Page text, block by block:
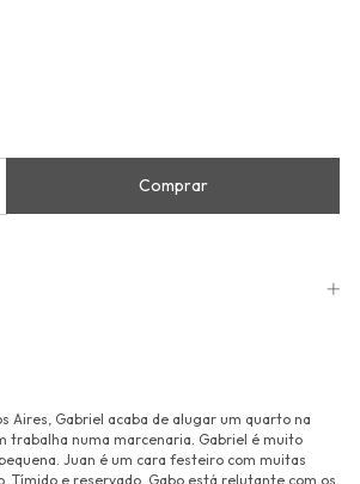
Aires, Gabriel acaba de alugar um quarto na
trabalha numa marcenaria. Gabriel é muito
Juan é um cara festeiro com muitas
Tímido e reservado, Gabo está relutante com os